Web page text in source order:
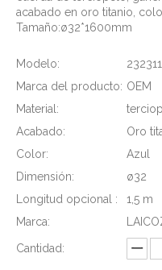
acabado en oro titanio,
Tamaño:ø32*1600mm
Modelo:
Marca del producto: OEM
Material:
Acabado:
Oro
Color:
Azul
Dimensión:
ø32
Longitud opcional :
1,5 m
Marca:
Cantidad: